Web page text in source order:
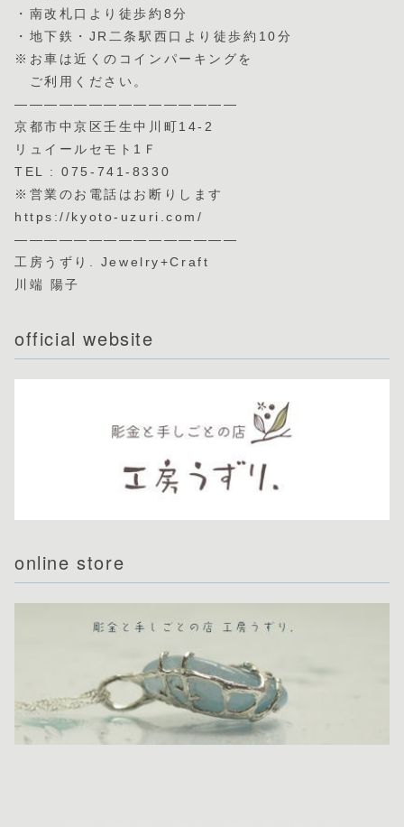
・南改札口より徒歩約8分
・地下鉄・JR二条駅西口より徒歩約10分
※お車は近くのコインパーキングを
ご利用ください。
———————————————
京都市中京区壬生中川町14-2
リュイールセモト1Ｆ
TEL : 075-741-8330
※営業のお電話はお断りします
https://kyoto-uzuri.com/
———————————————
工房うずり. Jewelry+Craft
川端 陽子
official website
online store